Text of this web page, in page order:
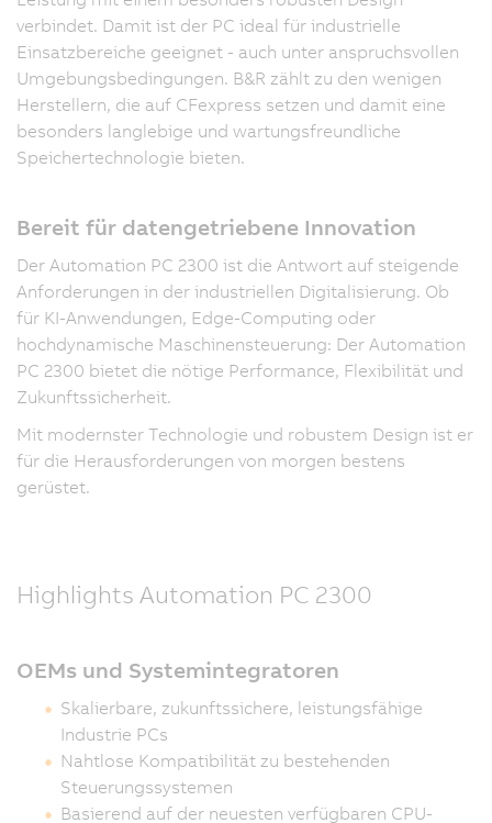
verbindet. Damit ist der PC ideal für industrielle
Einsatzbereiche geeignet - auch unter anspruchsvollen
Umgebungsbedingungen. B&R zählt zu den wenigen
Herstellern, die auf CFexpress setzen und damit eine
besonders langlebige und wartungsfreundliche
Speichertechnologie bieten.
Bereit für datengetriebene Innovation
Der Automation PC 2300 ist die Antwort auf steigende
Anforderungen in der industriellen Digitalisierung. Ob
für KI-Anwendungen, Edge-Computing oder
hochdynamische Maschinensteuerung: Der Automation
PC 2300 bietet die nötige Performance, Flexibilität und
Zukunftssicherheit.
Mit modernster Technologie und robustem Design ist er
für die Herausforderungen von morgen bestens
gerüstet.
Highlights Automation PC 2300
OEMs und Systemintegratoren
Skalierbare, zukunftssichere, leistungsfähige
Industrie PCs
Nahtlose Kompatibilität zu bestehenden
Steuerungssystemen
Basierend auf der neuesten verfügbaren CPU-